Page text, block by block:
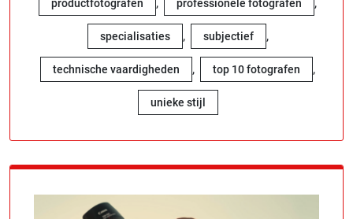
productfotografen professionele fotografen
specialisaties , subjectief ,
technische vaardigheden , top 10 fotografen ,
unieke stijl